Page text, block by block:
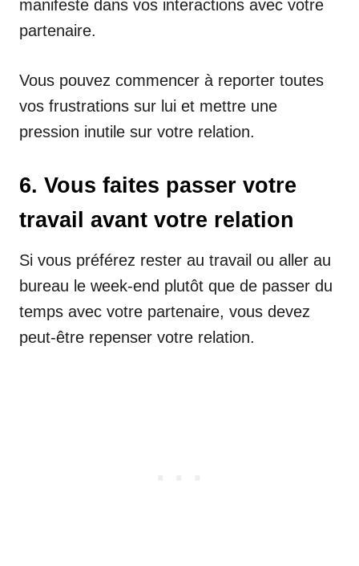
manifeste dans vos interactions avec votre
partenaire.
Vous pouvez commencer à reporter toutes
vos frustrations sur lui et mettre une
pression inutile sur votre relation.
6. Vous faites passer votre
travail avant votre relation
Si vous préférez rester au travail ou aller au
bureau le week-end plutôt que de passer du
temps avec votre partenaire, vous devez
peut-être repenser votre relation.